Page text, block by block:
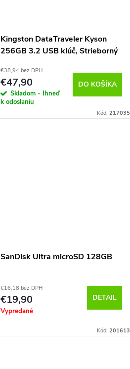
Kingston DataTraveler Kyson
256GB 3.2 USB klúč, Strieborný
€38,94 bez DPH
€47,90
Skladom - Ihneď
k odoslaniu
DO KOŠÍKA
Kód: 217035
SanDisk Ultra microSD 128GB
€16,18 bez DPH
€19,90
Vypredané
DETAIL
Kód: 201613